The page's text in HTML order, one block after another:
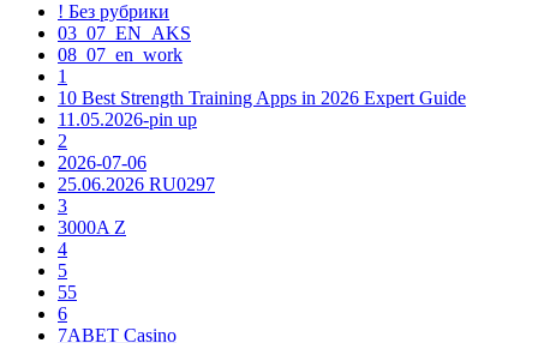
! Без рубрики
03_07_EN_AKS
08_07_en_work
1
10 Best Strength Training Apps in 2026 Expert Guide
11.05.2026-pin up
2
2026-07-06
25.06.2026 RU0297
3
3000A Z
4
5
55
6
7ABET Casino